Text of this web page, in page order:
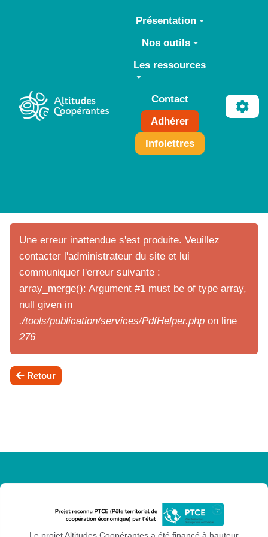
Aller au contenu principal
Présentation
Nos outils
Les ressources
Contact
Adhérer
Infolettres
Une erreur inattendue s'est produite. Veuillez
contacter l'administrateur du site et lui
communiquer l'erreur suivante :
array_merge(): Argument #1 must be of type array,
null given in
./tools/publication/services/PdfHelper.php on line
276
Retour